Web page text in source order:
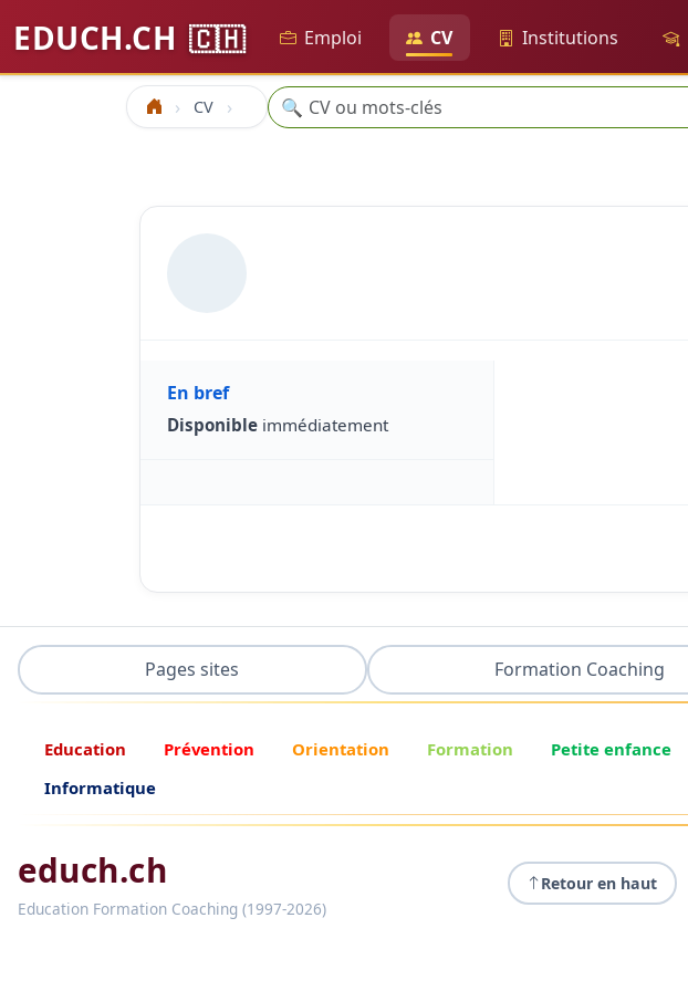
EDUCH.CH 🇨🇭 Emploi CV Institutions
Accueil CV Recherche
🔍
En bref
Disponible immédiatement
Pages sites Formation Coaching
Education Prévention Orientation Formation Petite enfance
Informatique
educh.ch
Education Formation Coaching (1997-2026)
Retour en haut